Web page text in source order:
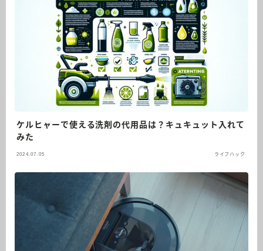
ケルヒャーで使える洗剤の代用品は？キュキュット入れて
みた
2024.07.05 ライフハック